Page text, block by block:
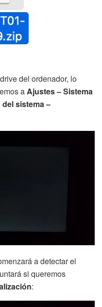
del ordenador, lo
aAjustes – Sistema
sistema –
a detectar el
si queremos
: